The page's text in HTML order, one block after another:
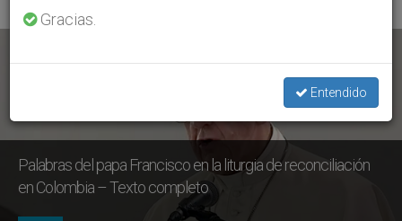
Palabras del papa Francisco en la liturgia de reconciliación
en Colombia – Texto completo
Gracias.
Entendido